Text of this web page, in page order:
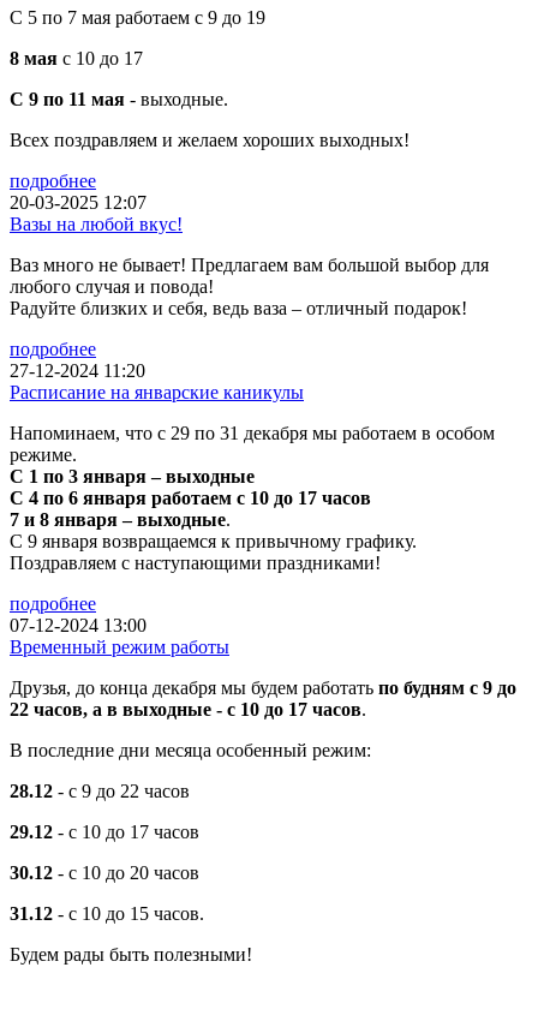
С 5 по 7 мая работаем с 9 до 19
8 мая с 10 до 17
С 9 по 11 мая - выходные.
Всех поздравляем и желаем хороших выходных!
подробнее
20-03-2025 12:07
Вазы на любой вкус!
Ваз много не бывает! Предлагаем вам большой выбор для
любого случая и повода!
Радуйте близких и себя, ведь ваза – отличный подарок!
подробнее
27-12-2024 11:20
Расписание на январские каникулы
Напоминаем, что с 29 по 31 декабря мы работаем в особом
режиме.
С 1 по 3 января – выходные
С 4 по 6 января работаем с 10 до 17 часов
7 и 8 января – выходные.
С 9 января возвращаемся к привычному графику.
Поздравляем с наступающими праздниками!
подробнее
07-12-2024 13:00
Временный режим работы
Друзья, до конца декабря мы будем работать по будням с 9 до
22 часов, а в выходные - с 10 до 17 часов.
В последние дни месяца особенный режим:
28.12 - с 9 до 22 часов
29.12 - с 10 до 17 часов
30.12 - с 10 до 20 часов
31.12 - с 10 до 15 часов.
Будем рады быть полезными!